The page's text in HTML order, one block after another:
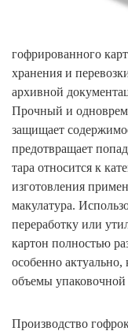
гофрированного
хранения и
архивной
Прочный и
защищает
предотвращает
тара относится к
изготовления
макулатура.
переработку или
картон полностью
особенно
объемы
Производство